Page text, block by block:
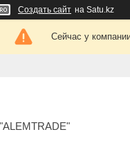
Создать сайт на Satu.kz
Сейчас у